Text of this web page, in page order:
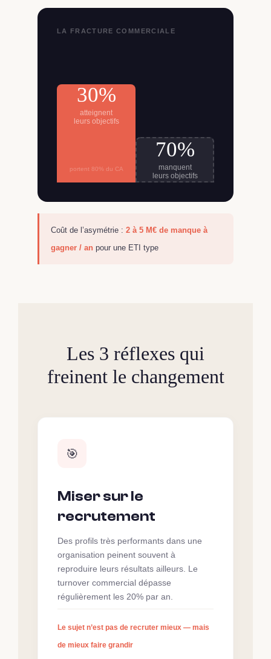
30%
atteignent
leurs objectifs
portent 80% du CA
70%
manquent
leurs objectifs
Coût de l’asymétrie :2 à 5 M€ de manque à
gagner / an pour une ETI type
Les 3 réflexes qui
freinent le changement
🎯
Miser sur le
recrutement
Des profils très performants dans une
organisation peinent souvent à
reproduire leurs résultats ailleurs. Le
turnover commercial dépasse
régulièrement les 20% par an.
Le sujet n’est pas de recruter mieux — mais
de mieux faire grandir